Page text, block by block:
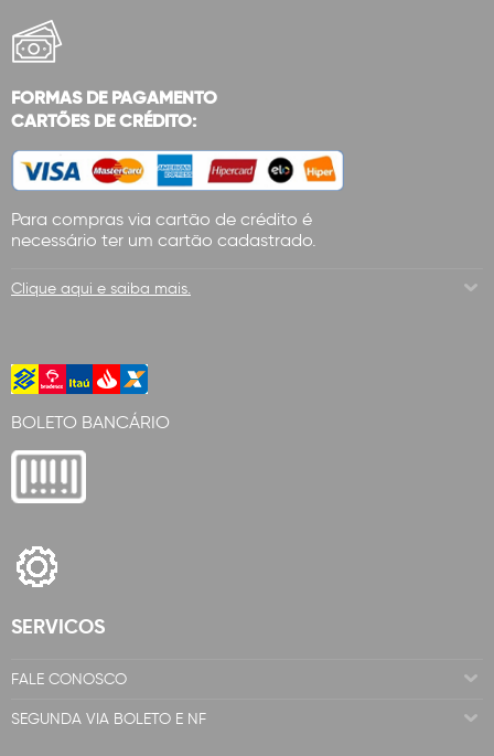
FORMAS DE PAGAMENTO
CARTÕES DE CRÉDITO:
Para compras via cartão de crédito é
necessário ter um cartão cadastrado.
Clique aqui e saiba mais.
BOLETO BANCÁRIO
SERVICOS
FALE CONOSCO
SEGUNDA VIA BOLETO E NF